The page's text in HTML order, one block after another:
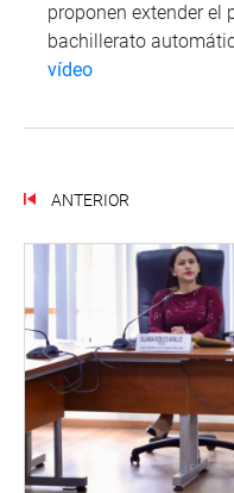
proponen extender el
bachillerato
vídeo
ANTERIOR